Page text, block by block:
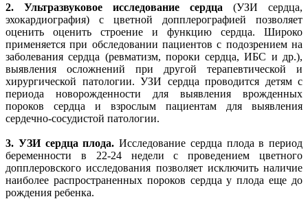
2. Ультразвуковое исследование сердца (УЗИ сердца,
эхокардиография) с цветной допплерографией позволяет
оценить оценить строение и функцию сердца. Широко
применяется при обследовании пациентов с подозрением на
заболевания сердца (ревматизм, пороки сердца, ИБС и др.),
выявления осложнений при другой терапевтической и
хирургической патологии. УЗИ сердца проводится детям с
периода новорожденности для выявления врожденных
пороков сердца и взрослым пациентам для выявления
сердечно-сосудистой патологии.
3. УЗИ сердца плода. Исследование сердца плода в период
беременности в 22-24 недели с проведением цветного
допплеровского исследования позволяет исключить наличие
наиболее распространенных пороков сердца у плода еще до
рождения ребенка.